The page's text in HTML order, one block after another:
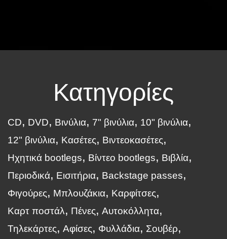
Κατηγορίες
CD DVD Βινύλια 7" βινύλια
10" βινύλια
12" βινύλια
Κασέτες
Βιντεοκασέτες
Ηχητικά bootlegs
Βίντεο bootlegs
Βιβλία
Περιοδικά
Εισιτήρια
Backstage passes
Φιγούρες
Μπλουζάκια
Καρφίτσες
Καρτ ποστάλ
Πένες
Αυτοκόλλητα
Τηλεκάρτες
Αφίσες Φυλλάδια
Σουβέρ